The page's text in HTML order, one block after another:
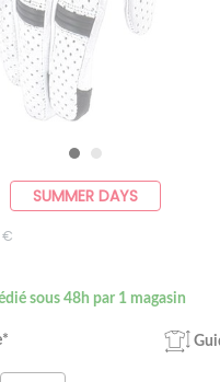
SUMMER DAYS
€
sous 48h par 1 magasin